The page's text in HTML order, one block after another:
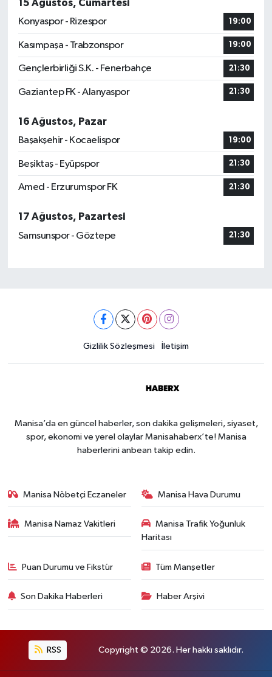
15 Ağustos, Cumartesi
Konyaspor - Rizespor
19:00
Kasımpaşa - Trabzonspor 19:00
Gençlerbirliği S.K. - Fenerbahçe 21:30
Gaziantep FK - Alanyaspor 21:30
16 Ağustos, Pazar
Başakşehir - Kocaelispor
19:00
Beşiktaş - Eyüpspor 21:30
Amed - Erzurumspor FK 21:30
17 Ağustos, Pazartesi
Samsunspor - Göztepe
21:30
Gizlilik Sözleşmesi İletişim
Manisa’da en güncel haberler, son dakika gelişmeleri, siyaset,
spor, ekonomi ve yerel olaylar Manisahaberx’te! Manisa
haberlerini anbean takip edin.
Manisa Nöbetçi Eczaneler Manisa Hava Durumu
Manisa Namaz Vakitleri
Manisa Trafik Yoğunluk
Haritası
Puan Durumu ve Fikstür Tüm Manşetler
Son Dakika Haberleri Haber Arşivi
RSS Copyright © 2026. Her hakkı saklıdır.